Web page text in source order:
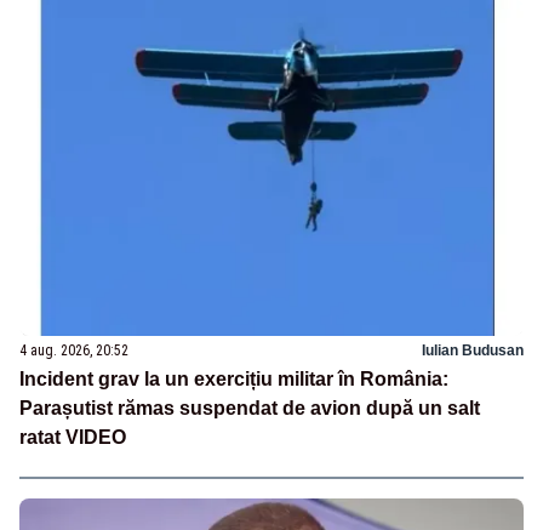
4 aug. 2026, 20:52 Iulian Budusan
Incident grav la un exercițiu militar în România:
Parașutist rămas suspendat de avion după un salt
ratat VIDEO